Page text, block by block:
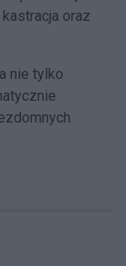
oraz
nie tylko